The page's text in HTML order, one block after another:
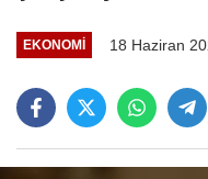
EKONOMI 18 Haziran